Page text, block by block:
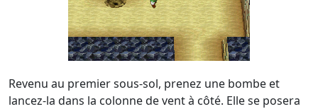
Revenu au premier sous-sol, prenez une bombe et
lancez-la dans la colonne de vent à côté. Elle se posera